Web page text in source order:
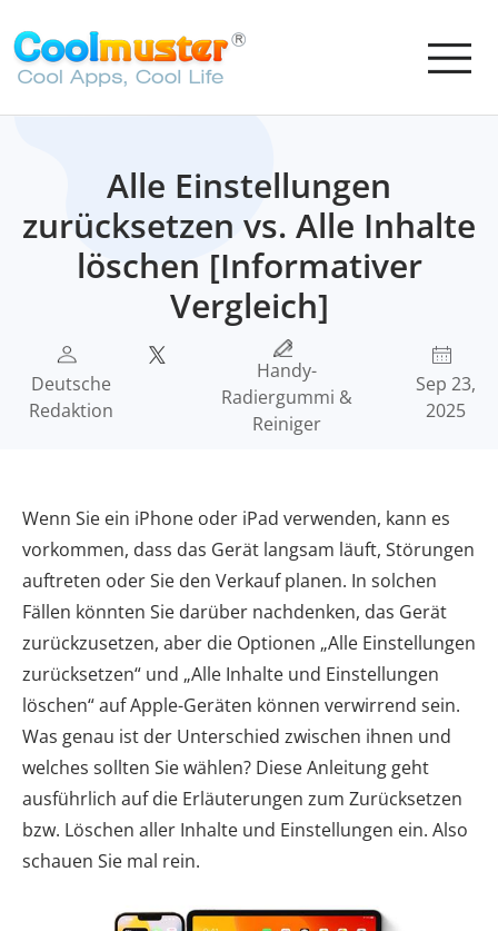
Alle Einstellungen
zurücksetzen vs. Alle Inhalte
löschen [Informativer
Vergleich]
Deutsche
Redaktion
Handy-
Radiergummi &
Reiniger
Sep 23,
2025
Wenn Sie ein iPhone oder iPad verwenden, kann es
vorkommen, dass das Gerät langsam läuft, Störungen
auftreten oder Sie den Verkauf planen. In solchen
Fällen könnten Sie darüber nachdenken, das Gerät
zurückzusetzen, aber die Optionen „Alle Einstellungen
zurücksetzen“ und „Alle Inhalte und Einstellungen
löschen“ auf Apple-Geräten können verwirrend sein.
Was genau ist der Unterschied zwischen ihnen und
welches sollten Sie wählen? Diese Anleitung geht
ausführlich auf die Erläuterungen zum Zurücksetzen
bzw. Löschen aller Inhalte und Einstellungen ein. Also
schauen Sie mal rein.